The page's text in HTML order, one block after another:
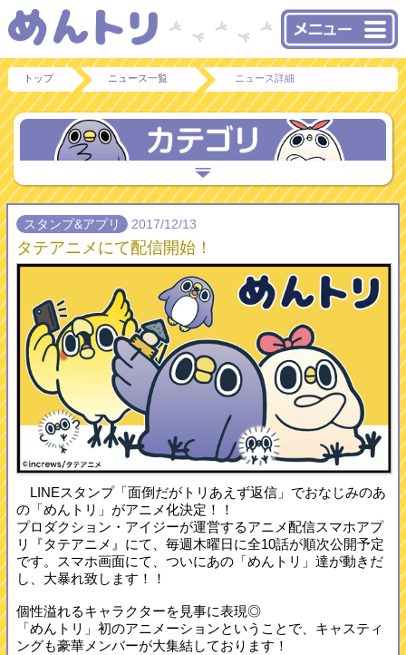
トップ ニュース一覧 ニュース詳細
スタンプ&アプリ 2017/12/13
タテアニメにて配信開始！
LINEスタンプ「面倒だがトリあえず返信」でおなじみのあ
の「めんトリ」がアニメ化決定！！
プロダクション・アイジーが運営するアニメ配信スマホアプ
リ『タテアニメ』にて、毎週木曜日に全10話が順次公開予定
です。スマホ画面にて、ついにあの「めんトリ」達が動きだ
し、大暴れ致します！！
個性溢れるキャラクターを見事に表現◎
「めんトリ」初のアニメーションということで、キャスティ
ングも豪華メンバーが大集結しております！